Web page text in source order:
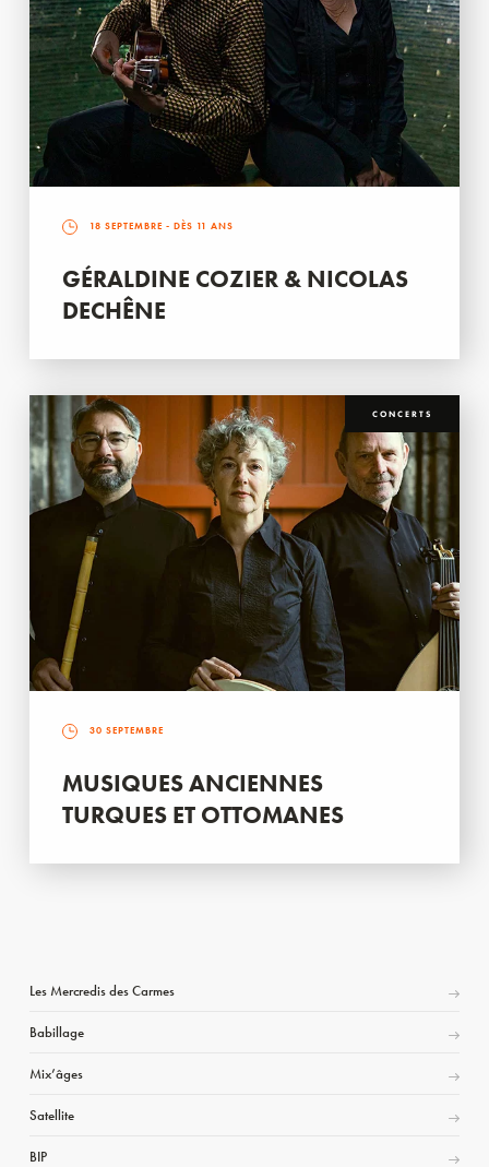
18 SEPTEMBRE - DÈS 11 ANS
GÉRALDINE COZIER & NICOLAS
DECHÊNE
CONCERTS
30 SEPTEMBRE
MUSIQUES ANCIENNES
TURQUES ET OTTOMANES
Les Mercredis des Carmes
Babillage
Mix’âges
Satellite
BIP